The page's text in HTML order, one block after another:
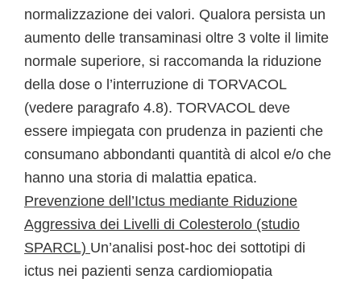
normalizzazione dei valori. Qualora persista un
aumento delle transaminasi oltre 3 volte il limite
normale superiore, si raccomanda la riduzione
della dose o l’interruzione di TORVACOL
(vedere paragrafo 4.8). TORVACOL deve
essere impiegata con prudenza in pazienti che
consumano abbondanti quantità di alcol e/o che
hanno una storia di malattia epatica.
Prevenzione dell’Ictus mediante Riduzione
Aggressiva dei Livelli di Colesterolo (studio
SPARCL) Un’analisi post-hoc dei sottotipi di
ictus nei pazienti senza cardiomiopatia